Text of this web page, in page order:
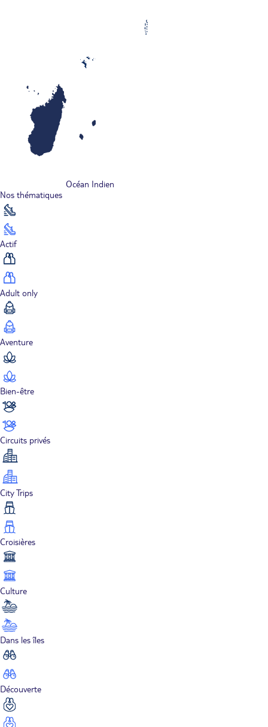
Océan Indien
Nos thématiques
Actif
Adult only
Aventure
Bien-être
Circuits privés
City Trips
Croisières
Culture
Dans les îles
Découverte